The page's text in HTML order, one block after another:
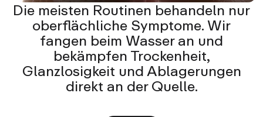
Die meisten Routinen behandeln nur
oberflächliche Symptome. Wir
fangen beim Wasser an und
bekämpfen Trockenheit,
Glanzlosigkeit und Ablagerungen
direkt an der Quelle.